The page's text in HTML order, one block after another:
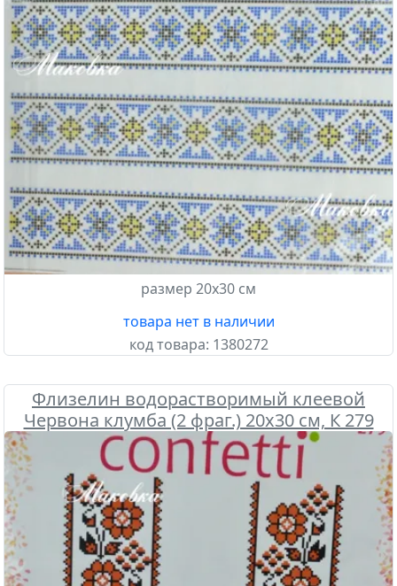
размер 20х30 см
товара нет в наличии
код товара: 1380272
Флизелин водорастворимый клеевой
Червона клумба (2 фраг.) 20х30 см, К 279
Confetti